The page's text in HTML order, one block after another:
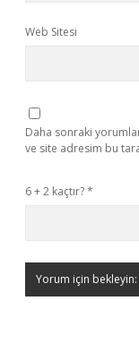
Web Sitesi
Daha sonraki
ve site adresim bu
6 + 2 kaçtır?*